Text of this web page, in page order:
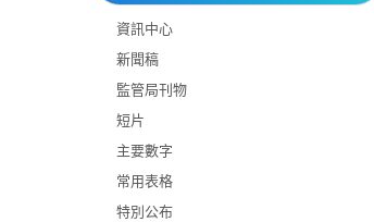
資訊中心
新聞稿
監管局刊物
短片
主要數字
常用表格
特別公布